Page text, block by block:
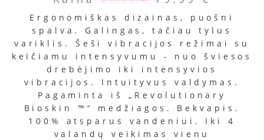
Ergonomiškas dizainas, puošni
spalva. Galingas, tačiau tylus
variklis. Šeši vibracijos režimai su
keičiamu intensyvumu - nuo šviesos
drebėjimo iki intensyvios
vibracijos. Intuityvus valdymas.
Pagaminta iš „Revolutionary
Bioskin ™“ medžiagos. Bekvapis.
100% atsparus vandeniui. Iki 4
valandų veikimas vienu